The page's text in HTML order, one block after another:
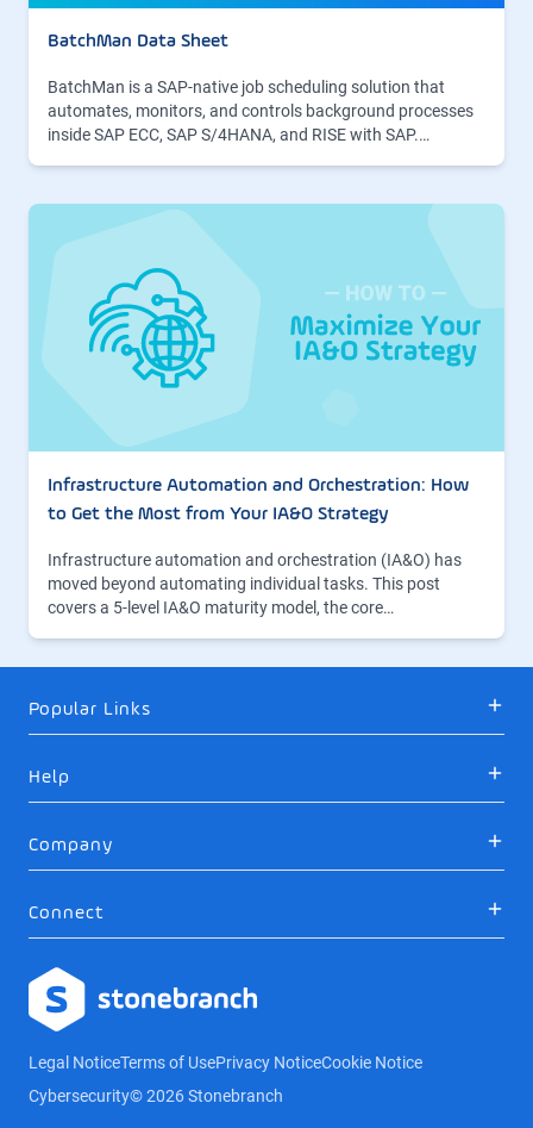
BatchMan Data Sheet
BatchMan is a SAP-native job scheduling solution that
automates, monitors, and controls background processes
inside SAP ECC, SAP S/4HANA, and RISE with SAP.…
Infrastructure Automation and Orchestration: How
to Get the Most from Your IA&O Strategy
Infrastructure automation and orchestration (IA&O) has
moved beyond automating individual tasks. This post
covers a 5-level IA&O maturity model, the core…
Popular Links
Help
Company
Connect
Logo
Legal NoticeTerms of UsePrivacy NoticeCookie Notice
Cybersecurity© 2026 Stonebranch